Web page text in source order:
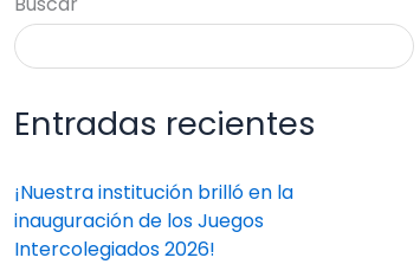
Entradas recientes
¡Nuestra institución brilló en la
inauguración de los Juegos
Intercolegiados 2026!